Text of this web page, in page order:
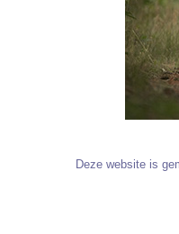
Deze website is